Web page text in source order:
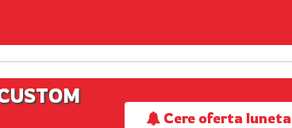
Cere oferta luneta